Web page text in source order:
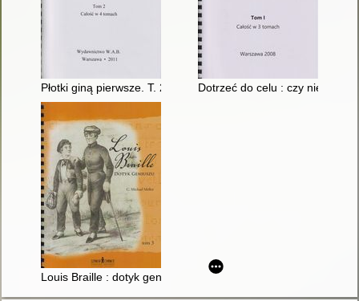
Płotki giną pierwsze. T. 2 Dotrzeć do celu : czy
Louis Braille : dotyk geniuszu. T. 3